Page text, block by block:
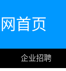
首页
企业招聘